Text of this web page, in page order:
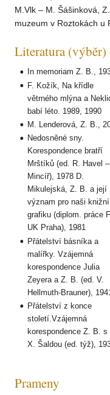
M.Vlk – M. Šášinková,
muzeum v Roztokách u
Literatura (výběr)
In memoriam Z. B.,
F. Kožík, Na křídle
větrného mlýna a
babí léto. 1989, 1990
M. Lenderová, Z. B.,
Nedosněné sny.
Korespondence bratří
Mrštíků (ed. R. Havel
Mincíř), 1978 D.
Mikulejská, Z. B. a její
význam pro naši knižní
grafiku (diplom. práce
UK Praha), 1981
Přátelství básníka a
malířky. Vzájemná
korespondence Julia
Zeyera a Z. B. (ed. V.
Hellmuth-Brauner),
Přátelství z konce
století.Vzájemná
korespondence Z. B. s
X. Šaldou (ed. týž),
Prameny